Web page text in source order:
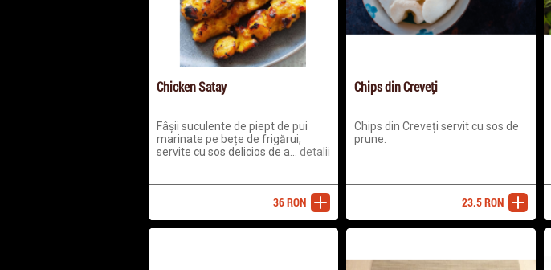
Chicken Satay
Fâșii suculente de piept de pui
marinate pe bețe de frigărui,
servite cu sos delicios de a... detalii
adaugă
36RON
Chips din Creveți
Chips din Creveți servit cu sos de
prune.
adaugă
23.5RON